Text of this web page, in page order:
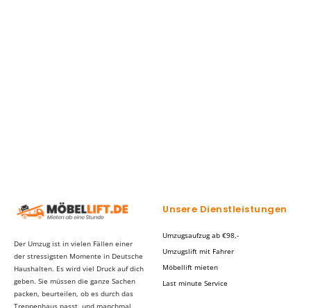
Der Umzug ist in vielen Fällen einer
der stressigsten Momente in Deutsche
Haushalten. Es wird viel Druck auf dich
geben. Sie müssen die ganze Sachen
packen, beurteilen, ob es durch das
Treppenhaus passt, und manchmal
Unsere Dienstleistungen
Umzugsaufzug ab €98,-
Umzugslift mit Fahrer
Möbellift mieten
Last minute Service